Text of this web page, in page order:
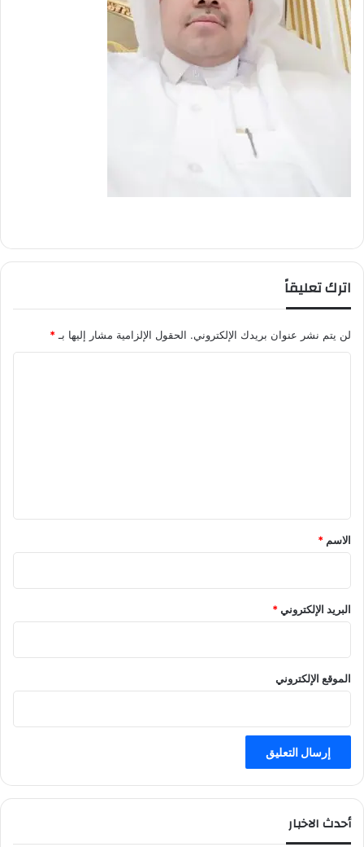
اترك تعليقاً
لن يتم نشر عنوان بريدك الإلكتروني. الحقول الإلزامية مشار إليها بـ *
*
الاسم *
البريد الإلكتروني*
الموقع الإلكتروني
أحدث الاخبار